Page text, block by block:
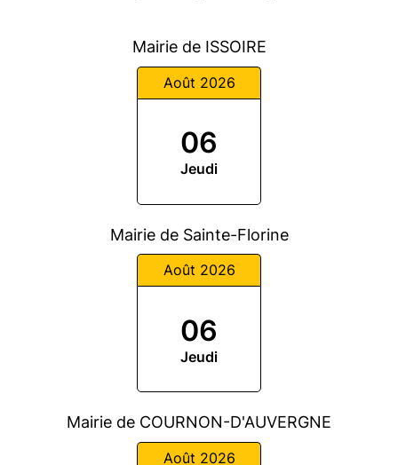
Mairie de ISSOIRE
Août 2026
06
Jeudi
Mairie de Sainte-Florine
Août 2026
06
Jeudi
Mairie de COURNON-D'AUVERGNE
Août 2026